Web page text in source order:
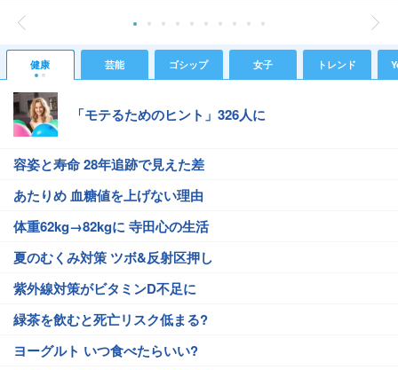
健康 芸能 ゴシップ 女子 トレンド
「モテるためのヒント」326人に
容姿と寿命 28年追跡で見えた差
あたりめ 血糖値を上げない理由
体重62kg→82kgに 寺田心の生活
夏のむくみ対策 ツボ&反射区押し
紫外線対策がビタミンD不足に
緑茶を飲むと死亡リスク低まる?
ヨーグルト いつ食べたらいい?